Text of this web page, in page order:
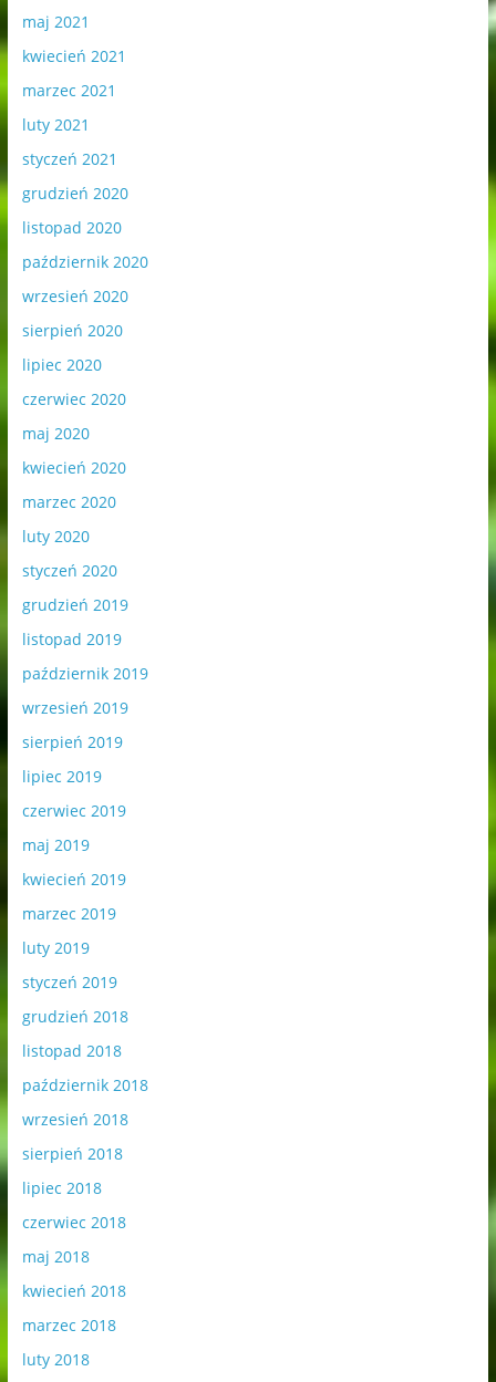
maj 2021
kwiecień 2021
marzec 2021
luty 2021
styczeń 2021
grudzień 2020
listopad 2020
październik 2020
wrzesień 2020
sierpień 2020
lipiec 2020
czerwiec 2020
maj 2020
kwiecień 2020
marzec 2020
luty 2020
styczeń 2020
grudzień 2019
listopad 2019
październik 2019
wrzesień 2019
sierpień 2019
lipiec 2019
czerwiec 2019
maj 2019
kwiecień 2019
marzec 2019
luty 2019
styczeń 2019
grudzień 2018
listopad 2018
październik 2018
wrzesień 2018
sierpień 2018
lipiec 2018
czerwiec 2018
maj 2018
kwiecień 2018
marzec 2018
luty 2018